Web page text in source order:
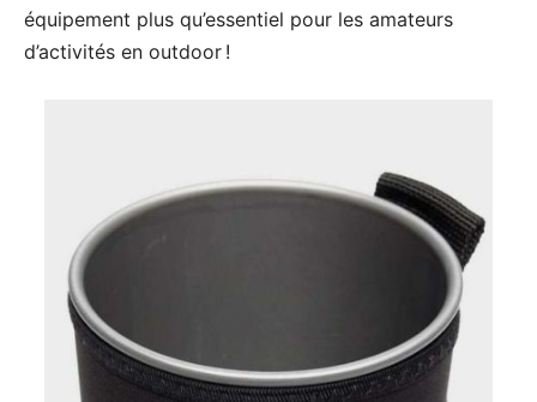
équipement plus qu’essentiel pour les amateurs
d’activités en outdoor !